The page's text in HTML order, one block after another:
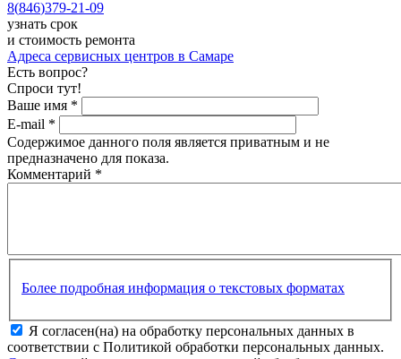
8(846)379-21-09
узнать срок
и стоимость ремонта
Адреса сервисных центров в Самаре
Есть вопрос?
Спроси тут!
Ваше имя *
E-mail *
Содержимое данного поля является приватным и не
предназначено для показа.
Комментарий *
Более подробная информация о текстовых форматах
Я согласен(на) на обработку персональных данных в
соответствии с Политикой обработки персональных данных.